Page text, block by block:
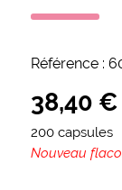
38,40 €
200 capsules
Nouveau
Référence :